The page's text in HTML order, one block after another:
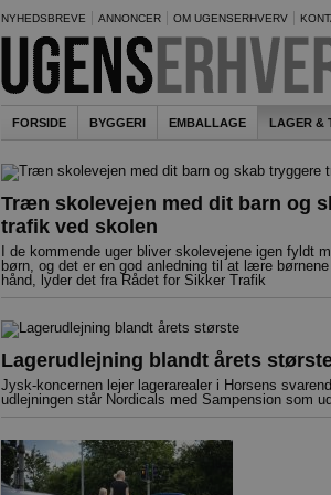
NYHEDSBREVE ANNONCER OM UGENSERHVERV
FORSIDE BYGGERI EMBALLAGE LAGER &
Træn skolevejen med dit barn og
trafik ved skolen
I de kommende uger bliver skolevejene igen fyldt
børn, og det er en god anledning til at lære
hånd, lyder det fra Rådet for Sikker Trafik
Lagerudlejning blandt årets
Jysk-koncernen lejer lagerarealer i Horsens
udlejningen står Nordicals med Sampension som